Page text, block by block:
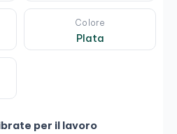
Colore
Plata
per il lavoro